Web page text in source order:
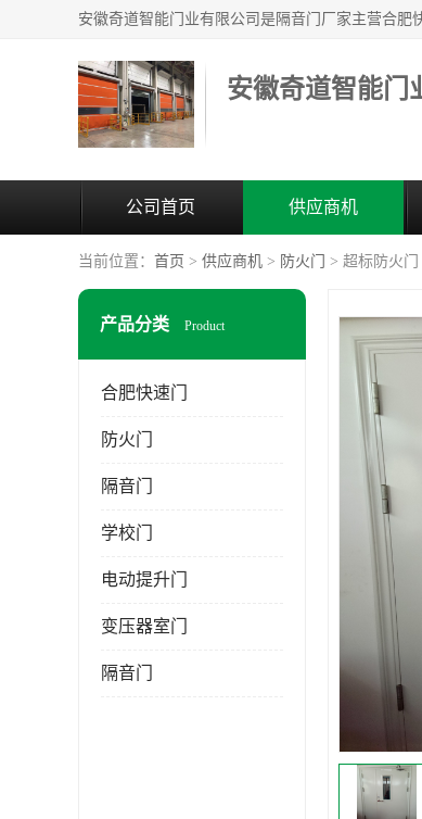
安徽奇道智能门
公司首页 供应商机
当前位置： 首页 > 供应商机 > 防火门 > 超标防火
产品分类 Product
合肥快速门
防火门
隔音门
学校门
电动提升门
变压器室门
隔音门